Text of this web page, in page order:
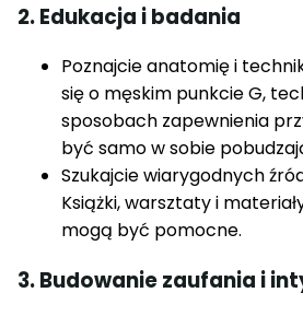
2. Edukacja i badania
Poznajcie anatomię i
się o męskim punkcie G,
sposobach zapewnienia
być samo w sobie
Szukajcie wiarygodnych
Książki, warsztaty i
mogą być pomocne.
3. Budowanie zaufania i